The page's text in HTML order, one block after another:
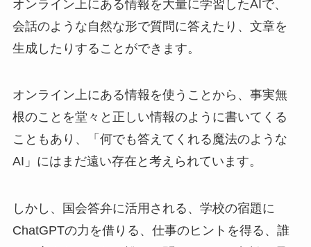
オンライン上にある情報を大量に学習したAIで、
会話のような自然な形で質問に答えたり、文章を
生成したりすることができます。
オンライン上にある情報を使うことから、事実無
根のことを堂々と正しい情報のように書いてくる
こともあり、「何でも答えてくれる魔法のような
AI」にはまだ遠い存在と考えられています。
しかし、国会答弁に活用される、学校の宿題に
ChatGPTの力を借りる、仕事のヒントを得る、誰